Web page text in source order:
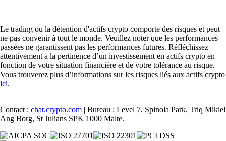
Le trading ou la détention d'actifs crypto comporte des risques et peut
ne pas convenir à tout le monde. Veuillez noter que les performances
passées ne garantissent pas les performances futures. Réfléchissez
attentivement à la pertinence d’un investissement en actifs crypto en
fonction de votre situation financière et de votre tolérance au risque.
Vous trouverez plus d’informations sur les risques liés aux actifs crypto
ici.
Contact : chat.crypto.com | Bureau : Level 7, Spinola Park, Triq Mikiel
Ang Borg, St Julians SPK 1000 Malte.